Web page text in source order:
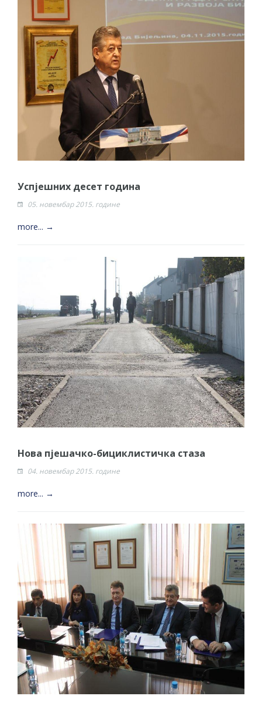
Успјешних десет година
05. новембар 2015. године
more... →
Нова пјешачко-бициклистичка стаза
04. новембар 2015. године
more... →